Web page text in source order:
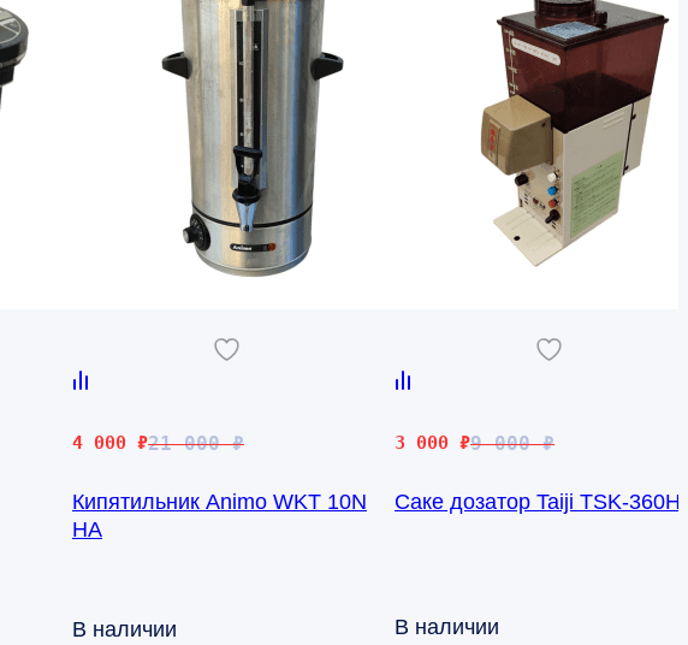
21 000₽
Первоначальная
составляла
21
4 000 ₽
Текущая
4
000 ₽.
Кипятильник Animo WKT 10N
HA
В наличии
9 000₽
Первоначальная
составляла
3 000 ₽
Текущая
3
Саке дозатор Taiji TSK-360H
В наличии